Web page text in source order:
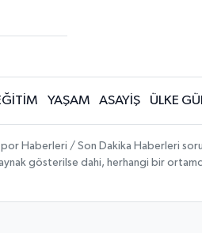
YAŞAM ASAYİŞ ÜLKE
Haberleri / Son Dakika Haberleri
gösterilse dahi, herhangi bir